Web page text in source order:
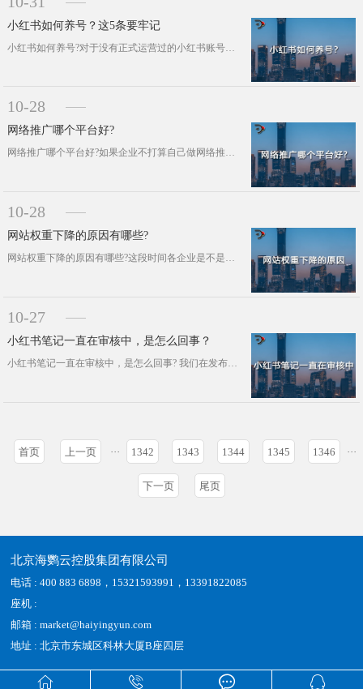
   
小红书如何养号？这5条要牢记
10-28
网络推广哪个平台好?
网络推广哪个平台好?如果企业不打算自己做网络推广，就只能找外包公司来做了。外面的网络推广平台有很多，这需要企业自己去筛选。那么···
10-28
网站权重下降的原因有哪些?
网站权重下降的原因有哪些?这段时间各企业是不是都因为网站权重下降而烦恼，那么到底是什么原因让网站降了权?通常只要网站没有违规没···
10-27
小红书笔记一直在审核中，是怎么回事？
小红书笔记一直在审核中，是怎么回事? 我们在发布小红书笔记时，有时候会出现审核时间过长的问题。遇到这种情况呢，首先确定下笔···
首页 上一页 ··· 1342 1343 1344 1345 1346 ···
下一页 尾页
北京海鹦云控股集团有限公司
电话 : 400 883 6898，15321593991，13391822085
座机 :
邮箱 : market@haiyingyun.com
地址 : 北京市东城区科林大厦B座四层